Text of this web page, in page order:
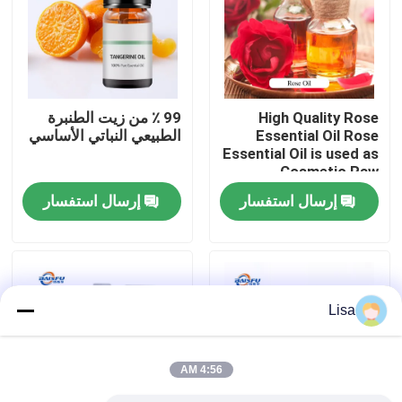
برنامج VR
حولنا
جولة في المصنع
مراقبة الجودة
أخبار
High Quality Rose
Essential Oil Rose
Essential Oil is used as
Cosmetic Raw
Material
إرسال استفسار
99 ٪ من زيت الطنبرة
الطبيعي النباتي الأساسي
إرسال استفسار
Lisa
4:56 AM